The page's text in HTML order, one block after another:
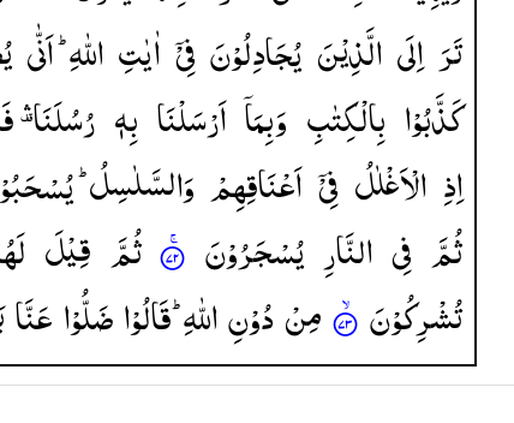
تَرَ اِلَی الَّذِیْنَ یُجَادِلُوْنَ فِیْۤ اٰیٰتِ اللّٰهِ ؕ اَنّٰی
كَذَّبُوْا بِالْكِتٰبِ وَبِمَاۤ اَرْسَلْنَا بِهٖ رُسُلَنَا ۛ۫
اِذِ الْاَغْلٰلُ فِیْۤ اَعْنَاقِهِمْ وَالسَّلٰسِلُ ؕ
ثُمَّ فِی النَّارِ یُسْجَرُوْنَ ثُمَّ قِیْلَ
تُشْرِكُوْنَ
مِنْدُوْنِاللّٰهِ ؕقَالُوْاضَلُّوْاعَنَّا